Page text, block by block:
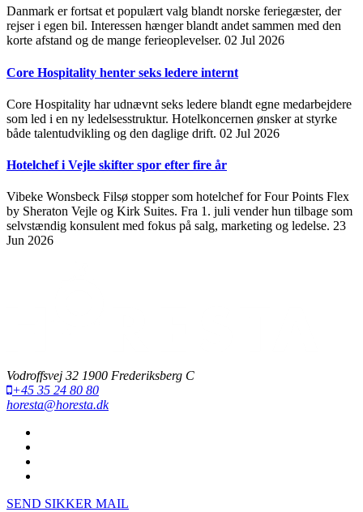
Danmark er fortsat et populært valg blandt norske feriegæster, der
rejser i egen bil. Interessen hænger blandt andet sammen med den
korte afstand og de mange ferieoplevelser. 02 Jul 2026
Core Hospitality henter seks ledere internt
Core Hospitality har udnævnt seks ledere blandt egne medarbejdere
som led i en ny ledelsesstruktur. Hotelkoncernen ønsker at styrke
både talentudvikling og den daglige drift. 02 Jul 2026
Hotelchef i Vejle skifter spor efter fire år
Vibeke Wonsbeck Filsø stopper som hotelchef for Four Points Flex
by Sheraton Vejle og Kirk Suites. Fra 1. juli vender hun tilbage som
selvstændig konsulent med fokus på salg, marketing og ledelse. 23
Jun 2026
Vodroffsvej 32 1900 Frederiksberg C
+45 35 24 80 80
horesta@horesta.dk
SEND SIKKER MAIL